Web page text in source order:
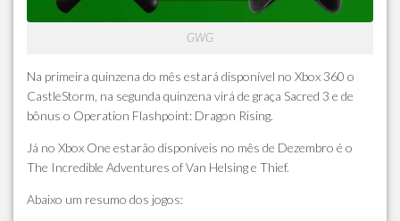
GWG
Na primeira quinzena do mês estará disponível no Xbox 360 o
CastleStorm , na segunda quinzena virá de graça Sacred 3 e de
bônus o Operation Flashpoint: Dragon Rising.
Já no Xbox One estarão disponíveis no mês de Dezembro é o
The Incredible Adventures of Van Helsinge Thief.
Abaixo um resumo dos jogos: